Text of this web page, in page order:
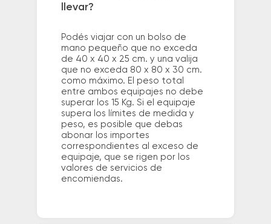
llevar?
Podés viajar con un bolso de
mano pequeño que no exceda
de 40 x 40 x 25 cm. y una valija
que no exceda 80 x 80 x 30 cm.
como máximo. El peso total
entre ambos equipajes no debe
superar los 15 Kg. Si el equipaje
supera los límites de medida y
peso, es posible que debas
abonar los importes
correspondientes al exceso de
equipaje, que se rigen por los
valores de servicios de
encomiendas.